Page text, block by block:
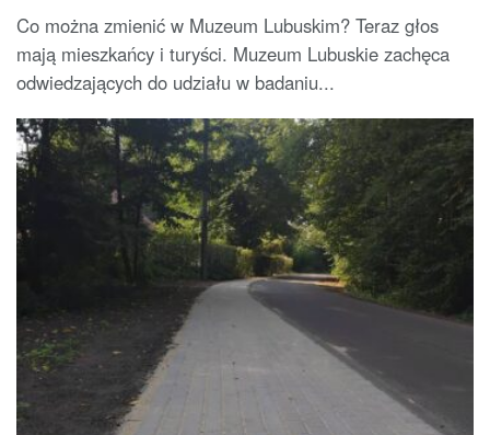
Co można zmienić w Muzeum Lubuskim? Teraz głos
mają mieszkańcy i turyści. Muzeum Lubuskie zachęca
odwiedzających do udziału w badaniu...